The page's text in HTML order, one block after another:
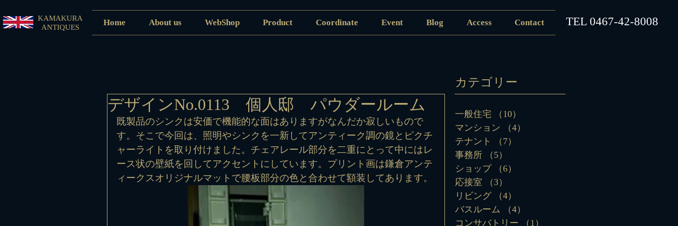
KAMAKURA
ANTIQUES
Home About us WebShop Product Coordinate Event Blog Access Contact ​TEL 0467-42-8008
デザインNo.0113 個人邸 パウダールーム
既製品のシンクは安価で機能的な面はありますがなんだか寂しいもので
す。そこで今回は、照明やシンクを一新してアンティーク調の鏡とピクチ
ャーライトを取り付けました。チェアレール部分を二重にとって中にはレ
ース状の壁紙を回してアクセントにしています。プリント画は鎌倉アンテ
ィークスオリジナルマットで腰板部分の色と合わせて額装してあります。
カテゴリー
一般住宅 （10）
マンション
（4）
テナント
（7）
事務所
（5）
ショップ
（6）
応接室
（3）
リビング
（4）
バスルーム
（4）
コンサバトリー
（1）